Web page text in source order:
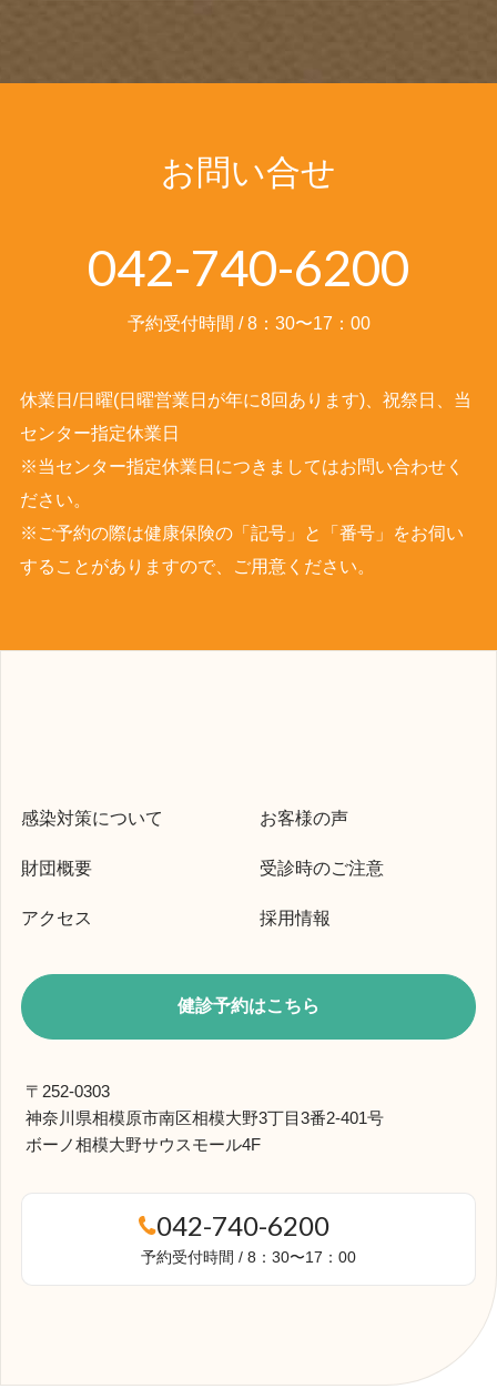
お問い合せ
042-740-6200
予約受付時間 / 8：30〜17：00
休業日/日曜(日曜営業日が年に8回あります)、祝祭日、当
センター指定休業日
※当センター指定休業日につきましてはお問い合わせく
ださい。
※ご予約の際は健康保険の「記号」と「番号」をお伺い
することがありますので、ご用意ください。
感染対策について お客様の声
財団概要 受診時のご注意
アクセス 採用情報
健診予約はこちら
〒252-0303
神奈川県相模原市南区相模大野3丁目3番2-401号
ボーノ相模大野サウスモール4F
042-740-6200
予約受付時間 / 8：30〜17：00